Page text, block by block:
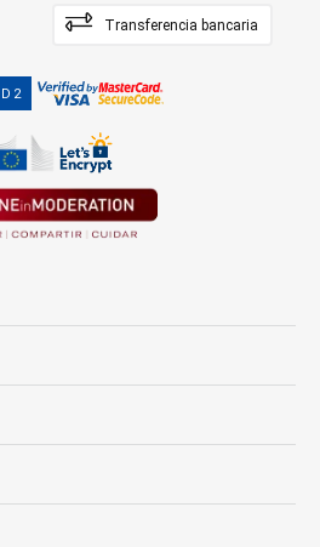
Transferencia bancaria